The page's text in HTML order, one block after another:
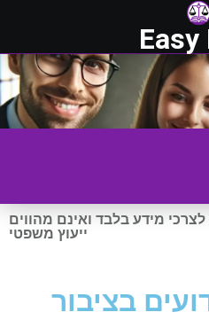
Easy
מידע בלבד ואינם מהווים
ייעוץ משפטי
בציבור